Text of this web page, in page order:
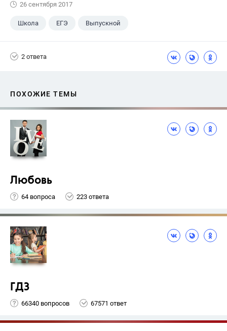
26 сентября 2017
Школа ЕГЭ Выпускной
2 ответа
ПОХОЖИЕ ТЕМЫ
Любовь
64 вопроса 223 ответа
ГДЗ
66340 вопросов 67571 ответ